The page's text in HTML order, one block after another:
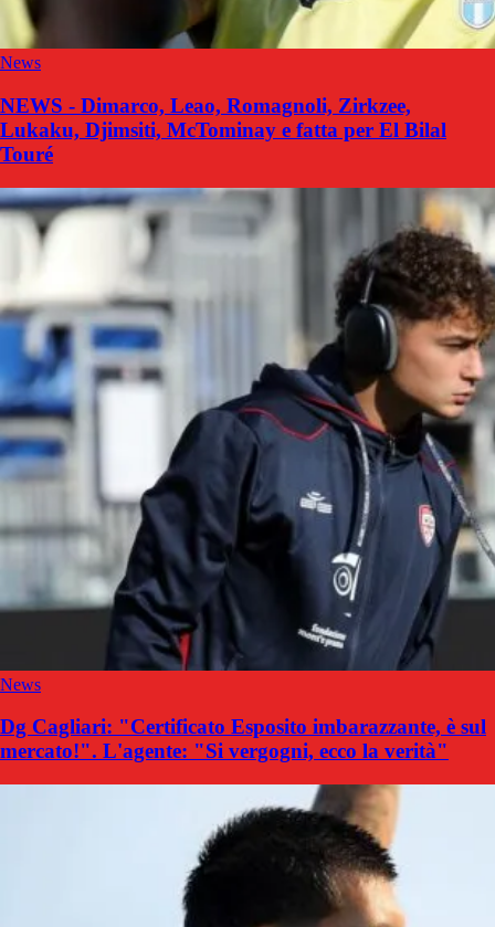
News
NEWS - Dimarco, Leao, Romagnoli, Zirkzee,
Lukaku, Djimsiti, McTominay e fatta per El Bilal
Touré
News
Dg Cagliari: "Certificato Esposito imbarazzante, è sul
mercato!". L'agente: "Si vergogni, ecco la verità"